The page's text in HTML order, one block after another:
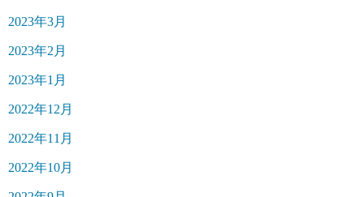
2023年3月
2023年2月
2023年1月
2022年12月
2022年11月
2022年10月